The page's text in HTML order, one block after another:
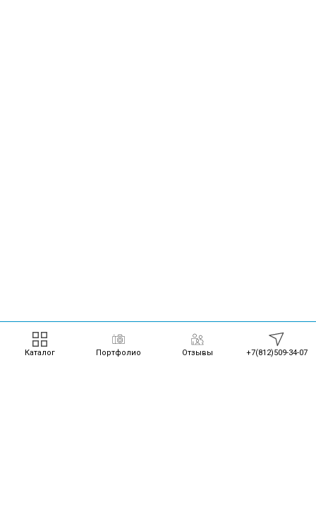
Каталог Портфолио Отзывы +7(812)509-34-07